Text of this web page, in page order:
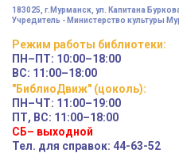
183025, г.Мурманск, ул. Капитана
Учредитель - Министерство культуры
Режим работы библиотеки:
ПН–ПТ: 10:00–18:00
ВС: 11:00–18:00
"БиблиоДвиж" (цоколь):
ПН–ЧТ: 11:00–19:00
ПТ, ВС: 11:00–18:00
СБ– выходной
Тел. для справок: 44-63-52